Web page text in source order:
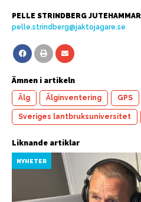
PELLE STRINDBERG JUTEHAMMAR
pelle.strindberg@jaktojagare.se
Ämnen i artikeln
Älg Älginventering GPS
Sveriges lantbruksuniversitet
Liknande artiklar
NYHETER